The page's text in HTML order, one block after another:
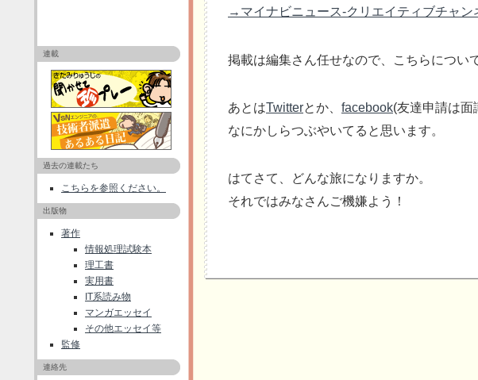
連載
過去の連載たち
こちらを参照ください。
出版物
著作
情報処理試験本
理工書
実用書
IT系読み物
マンガエッセイ
その他エッセイ等
監修
連絡先
→マイナビニュース-クリエイティブチャン
掲載は編集さん任せなので、こちらについ
あとはTwitterとか、 facebook(友達申請は面
なにかしらつぶやいてると思います。
はてさて、どんな旅になりますか。
それではみなさんご機嫌よう！